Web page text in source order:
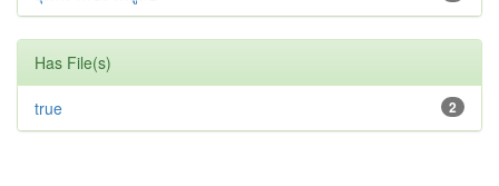
Has File(s)
2
true